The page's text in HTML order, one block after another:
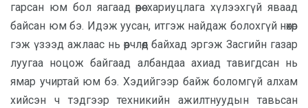
гарсан юм бол яагаад өөрөө хариуцлага хүлээхгүй яваад
байсан юм бэ. Идэж уусан, итгэж найдаж болохгүй нөхөр
гэж үзээд ажлаас нь өөрчлөөд байхад эргэж Засгийн газар
луугаа ноцож байгаад албандаа ахиад тавигдсан нь
ямар учиртай юм бэ. Хэдийгээр байж боломгүй алхам
хийсэн ч тэдгээр техникийн ажилтнуудын тавьсан